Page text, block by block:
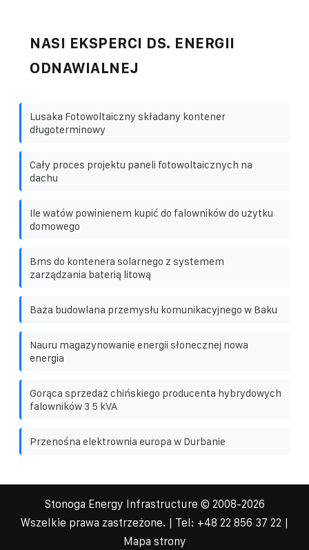
NASI EKSPERCI DS. ENERGII
ODNAWIALNEJ
Lusaka Fotowoltaiczny składany kontener
długoterminowy
Cały proces projektu paneli fotowoltaicznych na
dachu
Ile watów powinienem kupić do falowników do użytku
domowego
Bms do kontenera solarnego z systemem
zarządzania baterią litową
Baza budowlana przemysłu komunikacyjnego w Baku
Nauru magazynowanie energii słonecznej nowa
energia
Gorąca sprzedaż chińskiego producenta hybrydowych
falowników 3 5 kVA
Przenośna elektrownia europa w Durbanie
Stonoga Energy Infrastructure © 2008-2026
Wszelkie prawa zastrzeżone. | Tel: +48 22 856 37 22
Mapa strony